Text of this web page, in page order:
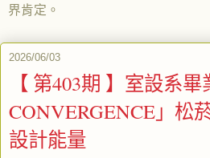
界肯定。
2026/06/03
【 第403期 】室設系
CONVERGENCE」松
設計能量